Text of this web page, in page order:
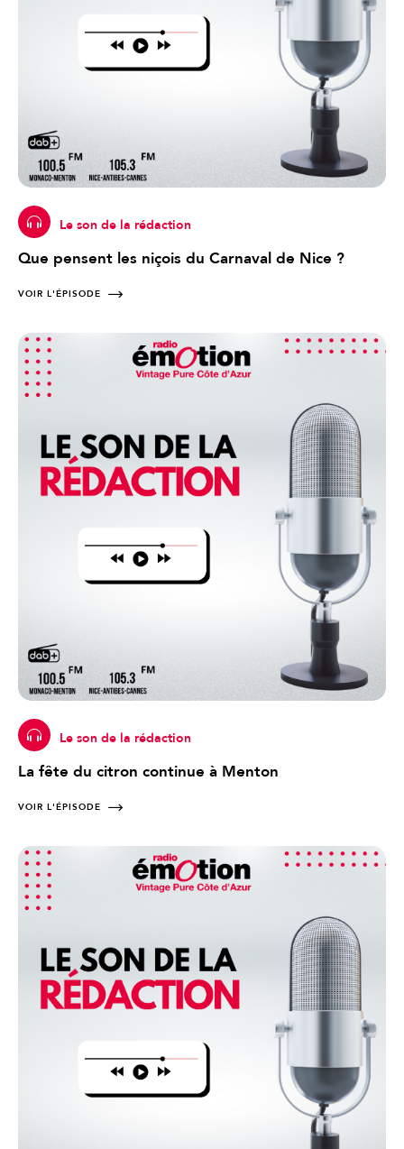
Le son de la rédaction
Que pensent les niçois du Carnaval de Nice ?
VOIR L'ÉPISODE
Le son de la rédaction
La fête du citron continue à Menton
VOIR L'ÉPISODE